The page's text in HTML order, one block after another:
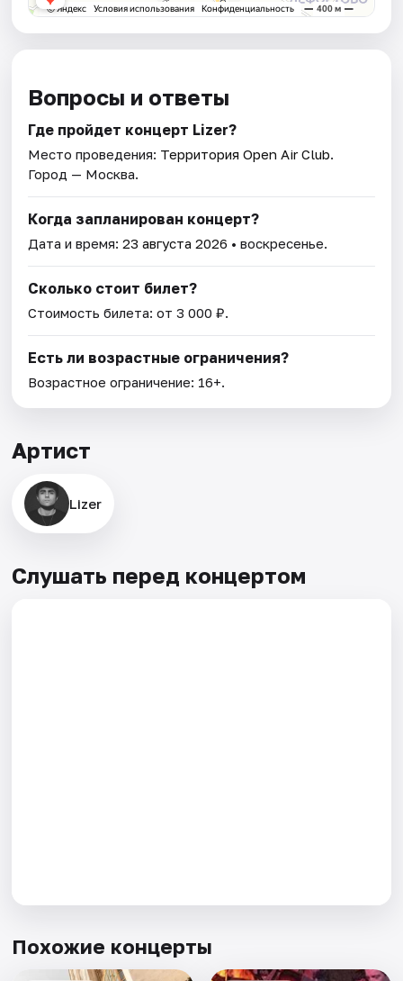
Вопросы и ответы
Где пройдет концерт Lizer?
Место проведения: Территория Open Air Club.
Город — Москва.
Когда запланирован концерт?
Дата и время:23 августа 2026 • воскресенье.
Сколько стоит билет?
Стоимость билета: от 3 000 ₽.
Есть ли возрастные ограничения?
Возрастное ограничение: 16+.
Артист
Lizer
Слушать перед концертом
Похожие концерты